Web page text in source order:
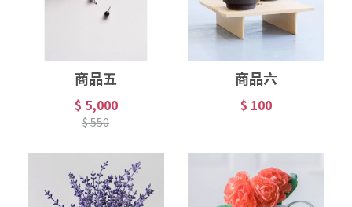
商品五
$ 5,000
$ 550
商品六
$ 100